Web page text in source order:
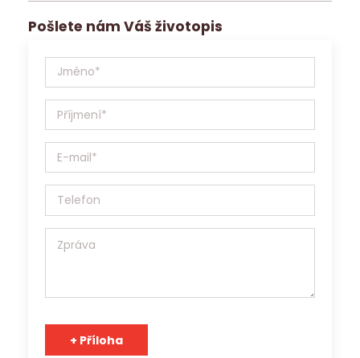
zpracovávat v souladu se Zákonem o ochraně osobních
údajů 110/2019 Sb. a v souladu s Obecným nařízením o
ochraně osobních údajů (EU) 2016/679, a to výhradně za
účelem prezentace potenciálním zaměstnavatelům a
zprostředkování zaměstnání. Jobs Contact je pracovní
agentura s platným povolením Generálního ředitelství
Úřadu práce ČR a osobní údaje může v souladu s účelem
Pošlete nám Váš životopis